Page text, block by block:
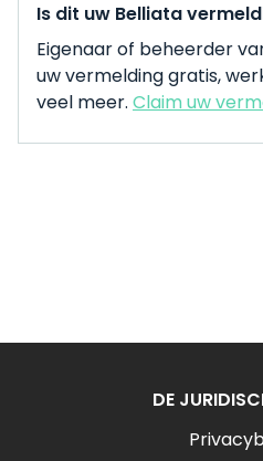
Is dit uw Belliata
Eigenaar of beheerder
uw vermelding gratis,
veel meer. Claim uw
DE